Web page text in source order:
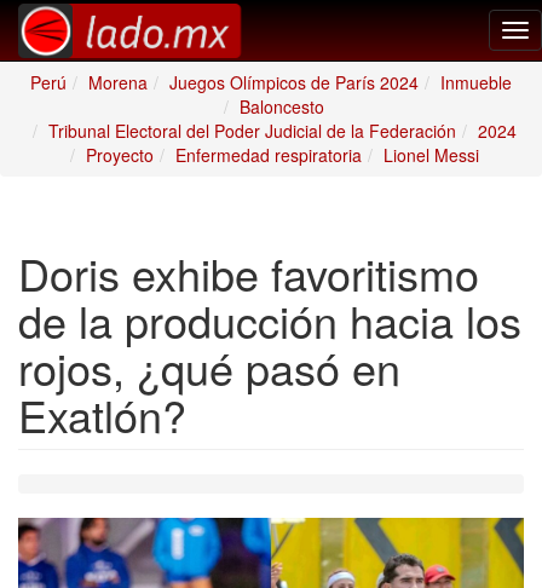
Perú
Morena Juegos Olímpicos de París 2024
Inmueble
Baloncesto
Tribunal Electoral del Poder Judicial de la Federación
2024
Proyecto
Enfermedad respiratoria Lionel Messi
Doris exhibe favoritismo
de la producción hacia los
rojos, ¿qué pasó en
Exatlón?